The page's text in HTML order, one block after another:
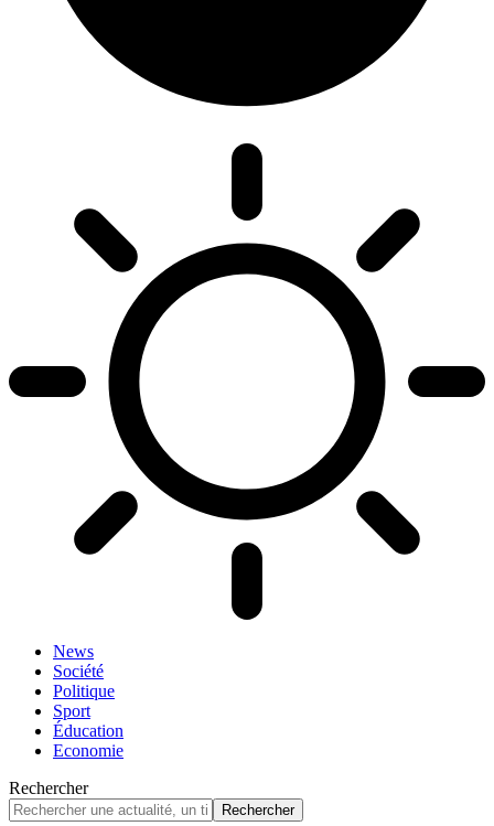
News
Société
Politique
Sport
Éducation
Economie
Rechercher